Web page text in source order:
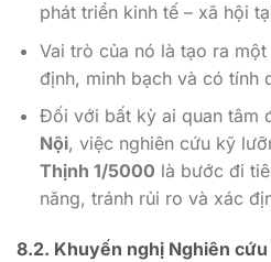
phát triển kinh tế – xã hội
Vai trò của nó là tạo ra
định, minh bạch và có tính
Đối với bất kỳ ai quan tâm
Nội, việc nghiên cứu kỹ
Thịnh 1/5000 là bước đi
năng, tránh rủi ro và xác
8.2. Khuyến nghị Nghiên